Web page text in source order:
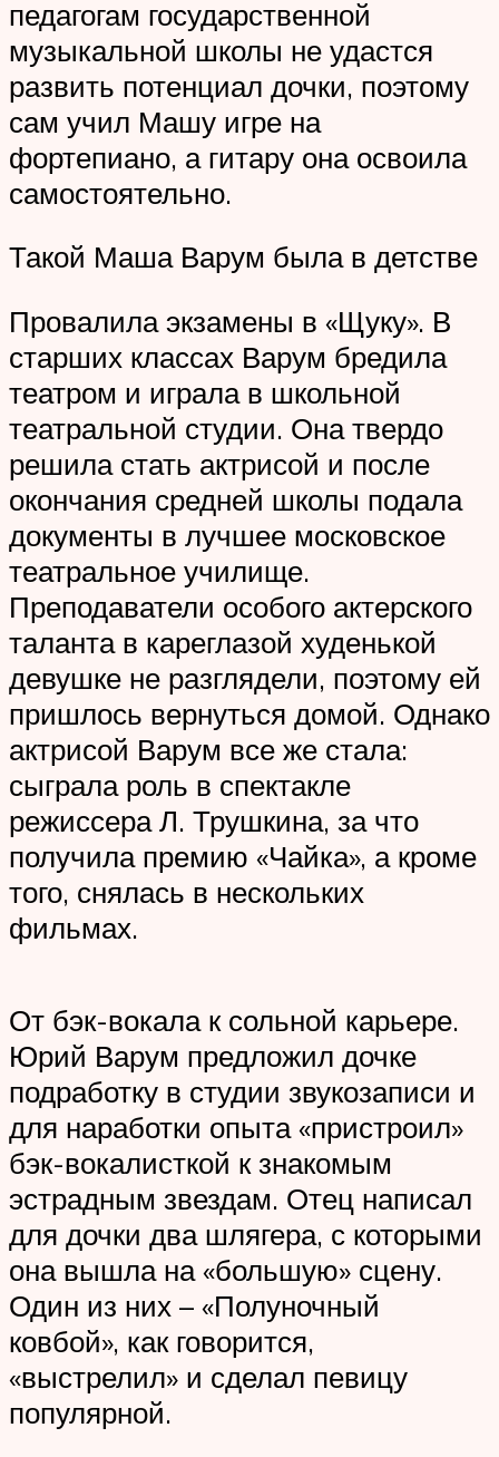
педагогам государственной
музыкальной школы не удастся
развить потенциал дочки, поэтому
сам учил Машу игре на
фортепиано, а гитару она освоила
самостоятельно.
Такой Маша Варум была в детстве
Провалила экзамены в «Щуку». В
старших классах Варум бредила
театром и играла в школьной
театральной студии. Она твердо
решила стать актрисой и после
окончания средней школы подала
документы в лучшее московское
театральное училище.
Преподаватели особого актерского
таланта в кареглазой худенькой
девушке не разглядели, поэтому ей
пришлось вернуться домой. Однако
актрисой Варум все же стала:
сыграла роль в спектакле
режиссера Л. Трушкина, за что
получила премию «Чайка», а кроме
того, снялась в нескольких
фильмах.
От бэк-вокала к сольной карьере.
Юрий Варум предложил дочке
подработку в студии звукозаписи и
для наработки опыта «пристроил»
бэк-вокалисткой к знакомым
эстрадным звездам. Отец написал
для дочки два шлягера, с которыми
она вышла на «большую» сцену.
Один из них – «Полуночный
ковбой», как говорится,
«выстрелил» и сделал певицу
популярной.